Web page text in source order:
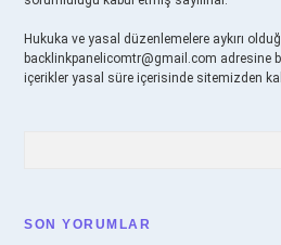
Hukuka ve yasal düzenlemelere aykırı
backlinkpanelicomtr@gmail.com adresine
içerikler yasal süre içerisinde sitemizden
SON YORUMLAR